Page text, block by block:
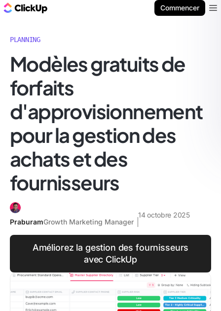
Commencer
PLANNING
Modèles gratuits de
forfaits
d'approvisionnement
pour la gestion des
achats et des
fournisseurs
PraburamGrowth Marketing Manager
14 octobre 2025
Améliorez la gestion des fournisseurs
avec ClickUp